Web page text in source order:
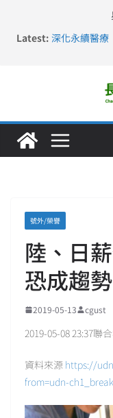
Latest: 深化永續醫
長庚科大訪
仁德醫專與
長庚科大連
號外/榮譽
陸、日
恐成趨勢
2019-05-13 cgust
2019-05-08 23:37聯
資料來源 https://
from=udn-